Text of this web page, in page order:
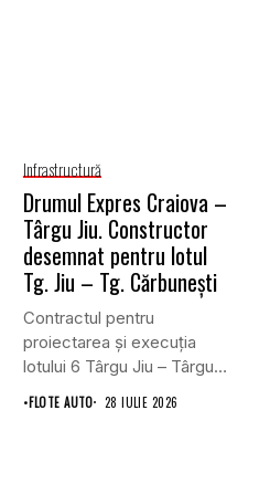
Infrastructură
Drumul Expres Craiova –
Târgu Jiu. Constructor
desemnat pentru lotul
Tg. Jiu – Tg. Cărbunești
Contractul pentru
proiectarea și execuția
lotului 6 Târgu Jiu – Târgu
Cărbunești,...
•FLOTE AUTO 28 IULIE 2026